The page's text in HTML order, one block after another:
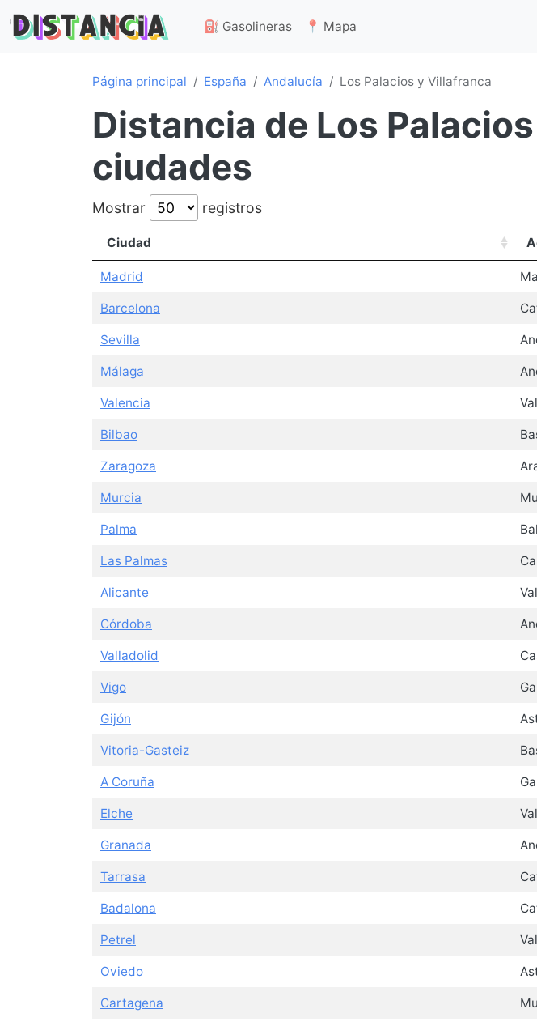
⛽ Gasolineras 📍 Mapa
Página principal España Andalucía Los Palacios y Villafranca
Distancia de Los
ciudades
Mostrar registros
Ciudad
Madrid
Barcelona
Sevilla
Málaga
Valencia
Bilbao
Zaragoza
Murcia
Palma
Las Palmas
Alicante
Córdoba
Valladolid
Vigo
Gijón
Vitoria-Gasteiz
A Coruña
Elche
Granada
Tarrasa
Badalona
Petrel
Oviedo
Cartagena